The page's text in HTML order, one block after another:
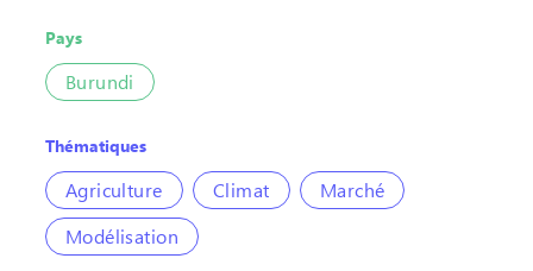
Pays
Burundi
Thématiques
Agriculture Climat
Marché
Modélisation